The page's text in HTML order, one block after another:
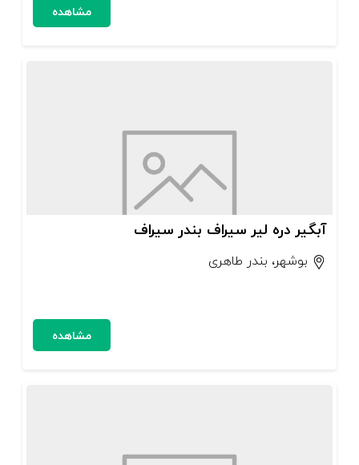
مشاهده
آبگیر دره‌ لیر سیراف بندر سیراف
بوشهر، بندر طاهری
مشاهده